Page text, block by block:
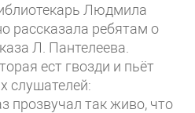
Людмила
рассказала ребятам о
Л. Пантелеева.
ест гвозди и пьёт
слушателей:
прозвучал так живо, что